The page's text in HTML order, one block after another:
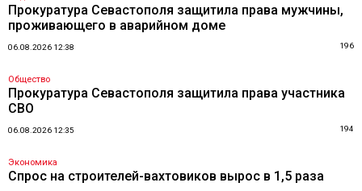
Прокуратура Севастополя защитила права мужчины,
проживающего в аварийном доме
06.08.2026 12:38 196
Общество
Прокуратура Севастополя защитила права участника
СВО
06.08.2026 12:35 194
Экономика
Спрос на строителей-вахтовиков вырос в 1,5 раза